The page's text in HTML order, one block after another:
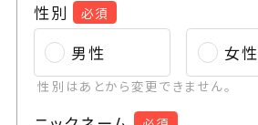
性別 必須
男性 女性
性別はあとから変更できません。